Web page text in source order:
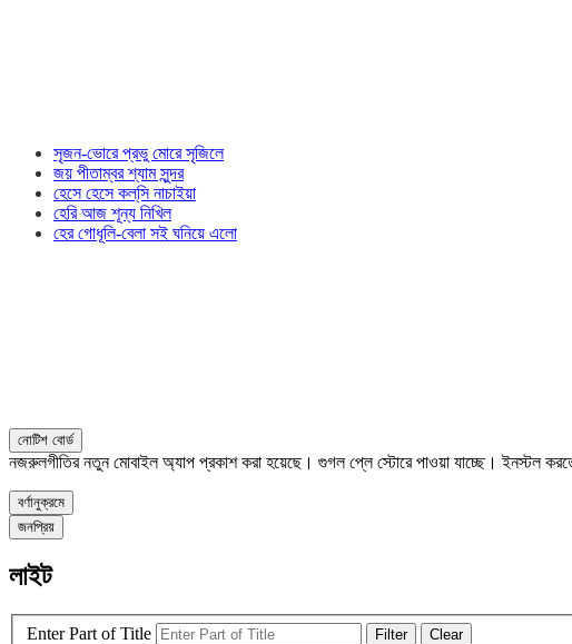
সৃজন-ভোরে প্রভু মোরে সৃজিলে
জয় পীতাম্বর শ্যাম সুন্দর
হেসে হেসে কল্‌সি নাচাইয়া
হেরি আজ শূন্য নিখিল
হের গোধূলি-বেলা সই ঘনিয়ে এলো
নোটিশ বোর্ড
নজরুলগীতির নতুন মোবাইল অ্যাপ প্রকাশ করা হয়েছে। গুগল প্লে স্টোরে পাওয়া যাচ্ছে। ইনস্টল
বর্ণানুক্রমে
জনপ্রিয়
লাইট
Enter Part of Title Filter Clear